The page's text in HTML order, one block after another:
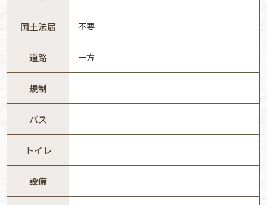
国土法届 不要
道路 一方
規制
バス
トイレ
設備